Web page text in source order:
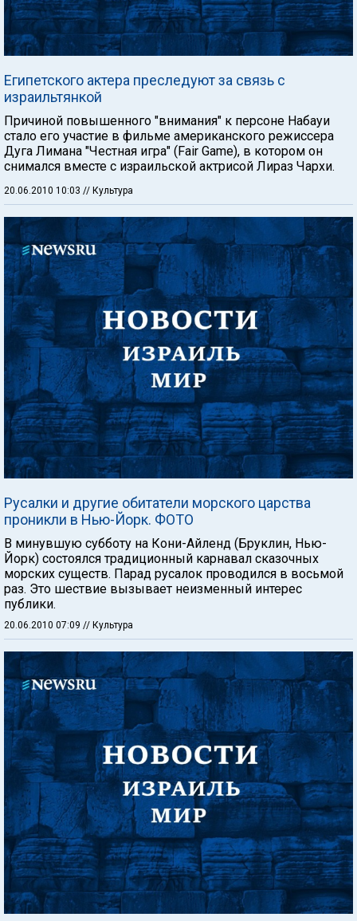
Египетского актера преследуют за связь с
израильтянкой
Причиной повышенного "внимания" к персоне Набауи
стало его участие в фильме американского режиссера
Дуга Лимана "Честная игра" (Fair Game), в котором он
снимался вместе с израильской актрисой Лираз Чархи.
20.06.2010 10:03 // Культура
Русалки и другие обитатели морского царства
проникли в Нью-Йорк. ФОТО
В минувшую субботу на Кони-Айленд (Бруклин, Нью-
Йорк) состоялся традиционный карнавал сказочных
морских существ. Парад русалок проводился в восьмой
раз. Это шествие вызывает неизменный интерес
публики.
20.06.2010 07:09 // Культура